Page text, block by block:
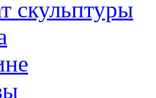
скульптуры